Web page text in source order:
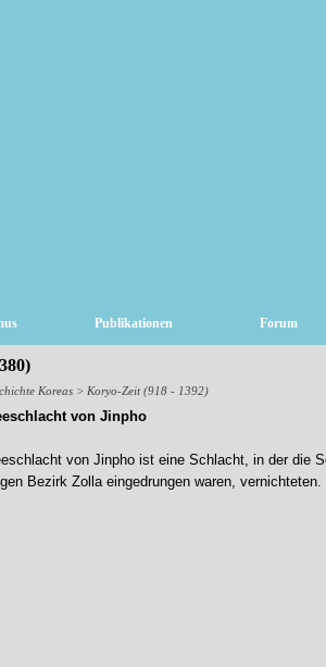
Publikationen Forum
Koreas > Koryo-Zeit (918 - 1392)
von Jinpho
von Jinpho ist eine Schlacht, in der die
Bezirk Zolla eingedrungen waren, vernichteten.